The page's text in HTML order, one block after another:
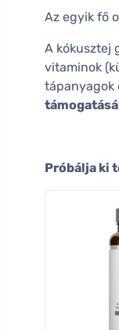
Az egyik fő
A kókusztej
vitaminok
tápanyagok
Próbálja ki